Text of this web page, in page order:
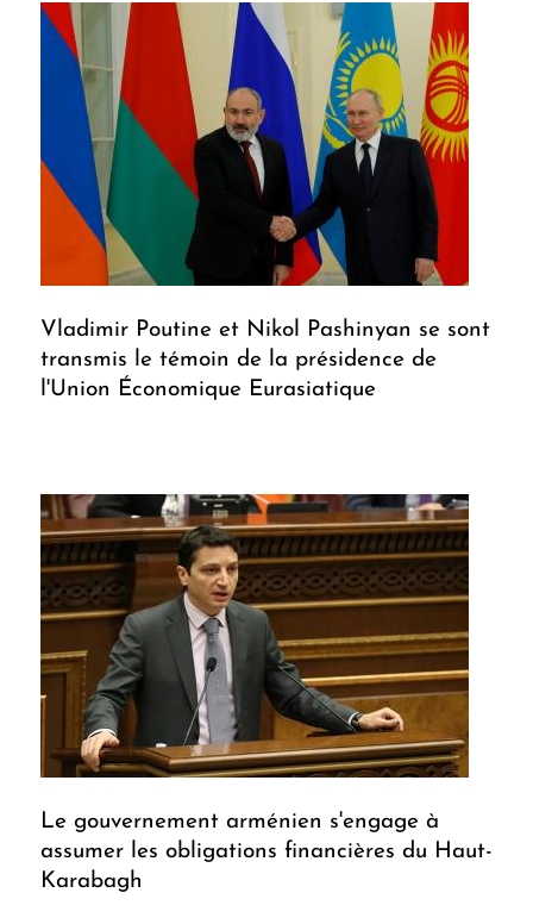
Vladimir Poutine et Nikol Pashinyan se sont
transmis le témoin de la présidence de
l'Union Économique Eurasiatique
Le gouvernement arménien s'engage à
assumer les obligations financières du Haut-
Karabagh